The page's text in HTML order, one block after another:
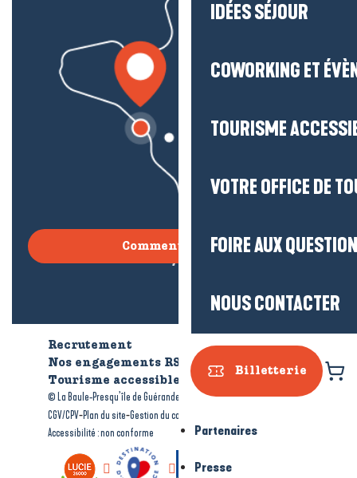
IDÉES SÉJOUR
COWORKING ET
TOURISME
VOTRE OFFICE DE
FOIRE AUX
NOUS CONTACTER
Billetterie
Partenaires
Presse
Comment venir ?
Recrutement
Qui sommes-nous ?
Nos engagements RSE
Tourisme accessible
© La Baule-Presqu’île de Guérande tourisme-Mentions légales-
CGV/CPV-Plan du site-Gestion du consentement
Accessibilité : non conforme